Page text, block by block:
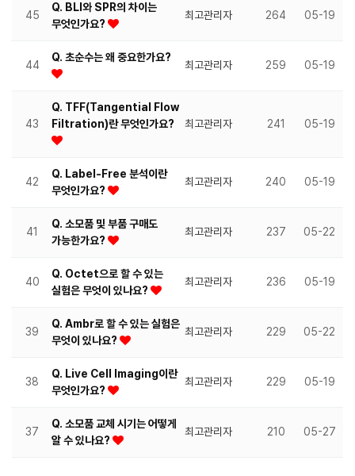
45
Q. BLI와 SPR의 차이는
무엇인가요?
최고관리자 264 05-19
44
Q. 초순수는 왜 중요한가요?
최고관리자 259 05-19
43
Q. TFF(Tangential Flow
Filtration)란 무엇인가요?
최고관리자 241 05-19
42
Q. Label-Free 분석이란
무엇인가요?
최고관리자 240 05-19
41
Q. 소모품 및 부품 구매도
가능한가요?
최고관리자 237 05-22
40
Q. Octet으로 할 수 있는
실험은 무엇이 있나요?
최고관리자 236 05-19
39
Q. Ambr로 할 수 있는 실험은
무엇이 있나요?
최고관리자 229 05-22
38
Q. Live Cell Imaging이란
무엇인가요?
최고관리자 229 05-19
37
Q. 소모품 교체 시기는 어떻게
알 수 있나요?
최고관리자 210 05-27